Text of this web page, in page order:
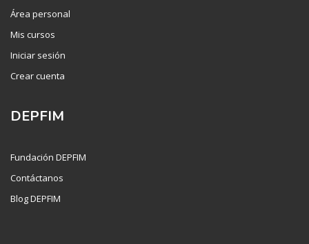
Área personal
Mis cursos
Iniciar sesión
Crear cuenta
DEPFIM
Fundación DEPFIM
Contáctanos
Blog DEPFIM